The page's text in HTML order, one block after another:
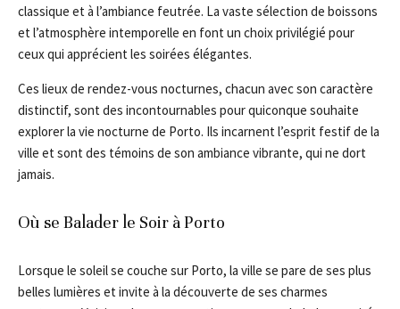
classique et à l’ambiance feutrée. La vaste sélection de boissons
et l’atmosphère intemporelle en font un choix privilégié pour
ceux qui apprécient les soirées élégantes.
Ces lieux de rendez-vous nocturnes, chacun avec son caractère
distinctif, sont des incontournables pour quiconque souhaite
explorer la vie nocturne de Porto. Ils incarnent l’esprit festif de la
ville et sont des témoins de son ambiance vibrante, qui ne dort
jamais.
Où se Balader le Soir à Porto
Lorsque le soleil se couche sur Porto, la ville se pare de ses plus
belles lumières et invite à la découverte de ses charmes